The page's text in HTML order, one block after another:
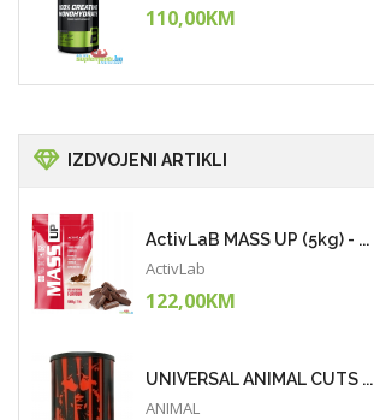
110,00KM
IZDVOJENI ARTIKLI
ActivLaB MASS UP (5kg) - ...
ActivLab
122,00KM
UNIVERSAL ANIMAL CUTS ...
ANIMAL